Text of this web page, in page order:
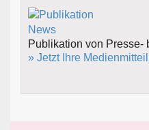
Publikation von Presse-
» Jetzt Ihre